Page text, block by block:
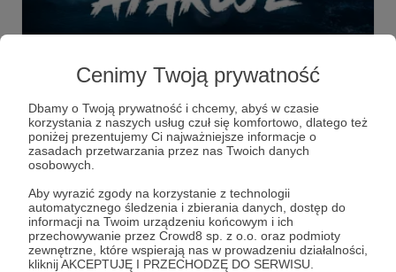
Cenimy Twoją prywatność
Dbamy o Twoją prywatność i chcemy, abyś w czasie
korzystania z naszych usług czuł się komfortowo, dlatego też
poniżej prezentujemy Ci najważniejsze informacje o
zasadach przetwarzania przez nas Twoich danych
osobowych.
Aby wyrazić zgody na korzystanie z technologii
automatycznego śledzenia i zbierania danych, dostęp do
informacji na Twoim urządzeniu końcowym i ich
przechowywanie przez Crowd8 sp. z o.o. oraz podmioty
zewnętrzne, które wspierają nas w prowadzeniu działalności,
kliknij AKCEPTUJĘ I PRZECHODZĘ DO SERWISU.
Klub Filmowy ZVZ: „Trójgłowy rekin
atakuje”
Nadchodzi szał żerowania… Zapraszamy na kolejny seans
Klubu Filmowego ZVZ – tym razem proponujemy
zapoznać się z filmem „Trójgłowy rekin atakuje” (lub „Atak
trójgłowego rekina”, w zależności od dystrybucji).